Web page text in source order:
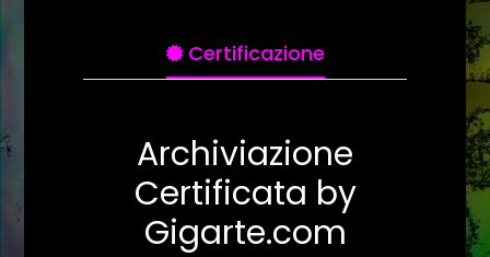
Certificazione
Archiviazione
Certificata by
Gigarte.com